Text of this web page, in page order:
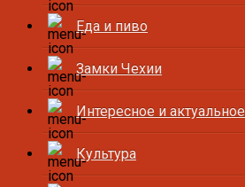
Еда и пиво
Замки Чехии
Интересное и актуальное
Культура